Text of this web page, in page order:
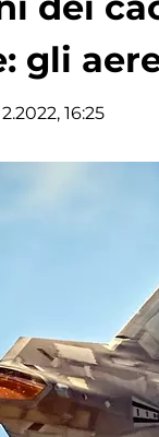
gli
16:25